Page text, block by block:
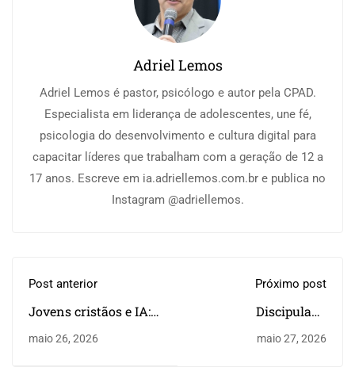
Adriel Lemos
Adriel Lemos é pastor, psicólogo e autor pela CPAD.
Especialista em liderança de adolescentes, une fé,
psicologia do desenvolvimento e cultura digital para
capacitar líderes que trabalham com a geração de 12 a
17 anos. Escreve em ia.adriellemos.com.br e publica no
Instagram @adriellemos.
Post anterior
Jovens cristãos e IA: o
algoritmo consegue
maio 26, 2026
Próximo post
Discipulado
jovens: 5 passos para
maio 27, 2026